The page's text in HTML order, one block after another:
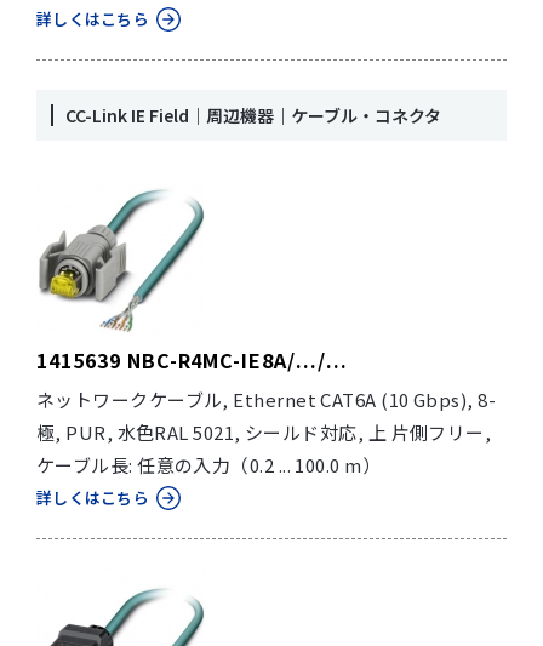
詳しくはこちら
CC-Link IE Field｜周辺機器｜ケーブル・コネクタ
1415639 NBC-R4MC-IE8A/.../...
ネットワークケーブル, Ethernet CAT6A (10 Gbps), 8-
極, PUR, 水色RAL 5021, シールド対応, 上 片側フリー,
ケーブル長: 任意の入力（0.2 ... 100.0 m）
詳しくはこちら